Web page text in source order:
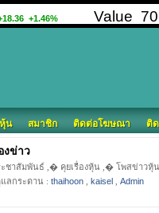
น สมาชิก ติดต่อโฆษณา ติ
งข่าว
ชาสัมพันธ์ ,� คุยเรื่องหุ้น ,� โพสข่าวหุ้น
ลกระดาน : thaihoon kaisel Admin